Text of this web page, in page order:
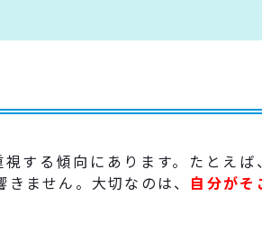
する傾向にあります。たとえば
ません。大切なのは、 自分がそ